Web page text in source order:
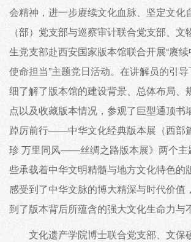
会精神，进一步赓续文化血脉、坚定文化
（部）党支部与巡察审计联合党支部、
生党支部赴西安国家版本馆联合开展“赓
使命担当”主题党日活动。在讲解员的引
细了解了版本馆的建设背景、总体布局、
点以及收藏版本情况，参观了巨型通顶书
踔厉前行——中华文化经典版本展（西部
珍 万里同风——丝绸之路版本展》两个主
些承载着中华文明精髓与地方文化特色的
感受到了中华文脉的博大精深与时代价值
到了版本背后所蕴含的强大文化生命力与
文化遗产学院博士联合党支部、文保